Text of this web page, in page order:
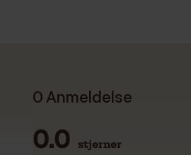
0 Anmeldelse
0.0 stjerner